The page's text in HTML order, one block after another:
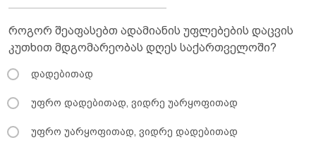
როგორ შეაფასებთ ადამიანის უფლებების დაცვის
კუთხით მდგომარეობას დღეს საქართველოში?
დადებითად
უფრო დადებითად, ვიდრე უარყოფითად
უფრო უარყოფითად, ვიდრე დადებითად